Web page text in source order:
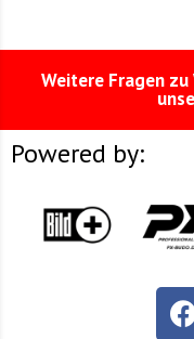
Weitere Fragen zu
Powered by: